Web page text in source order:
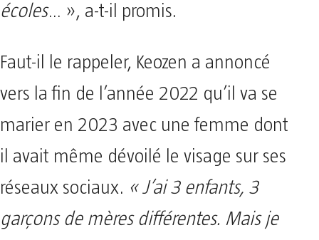
écoles… », a-t-il promis.
Faut-il le rappeler, Keozen a annoncé
vers la fin de l’année 2022 qu’il va se
marier en 2023 avec une femme dont
il avait même dévoilé le visage sur ses
réseaux sociaux. « J’ai 3 enfants, 3
garçons de mères différentes. Mais je